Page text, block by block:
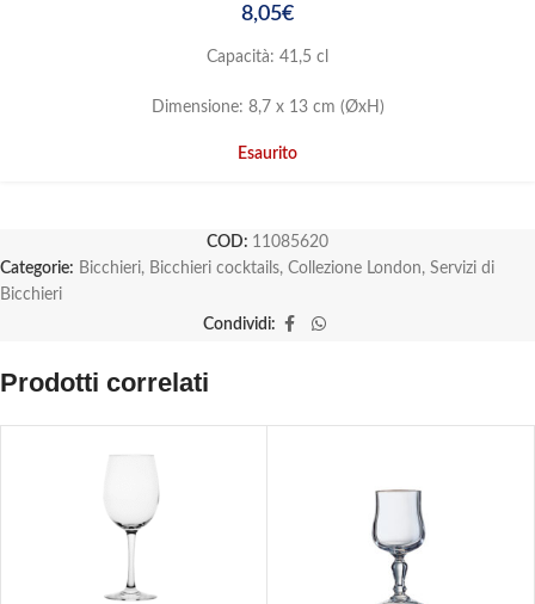
8,05€
Capacità: 41,5 cl
Dimensione: 8,7 x 13 cm (ØxH)
Esaurito
COD: 11085620
Categorie: Bicchieri, Bicchieri cocktails, Collezione London, Servizi di
Bicchieri
Condividi:
Prodotti correlati